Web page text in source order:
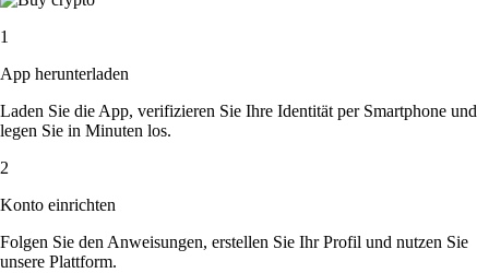
1
App herunterladen
Laden Sie die App, verifizieren Sie Ihre Identität per Smartphone und
legen Sie in Minuten los.
2
Konto einrichten
Folgen Sie den Anweisungen, erstellen Sie Ihr Profil und nutzen Sie
unsere Plattform.